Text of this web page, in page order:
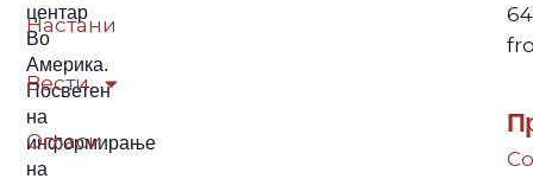
центар
Во
Америка.
Посветен
на
информирање
на
Настани
Вести
Огласи